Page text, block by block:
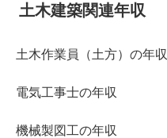
土木建築関連年収
土木作業員（土方）の年収
電気工事士の年収
機械製図工の年収